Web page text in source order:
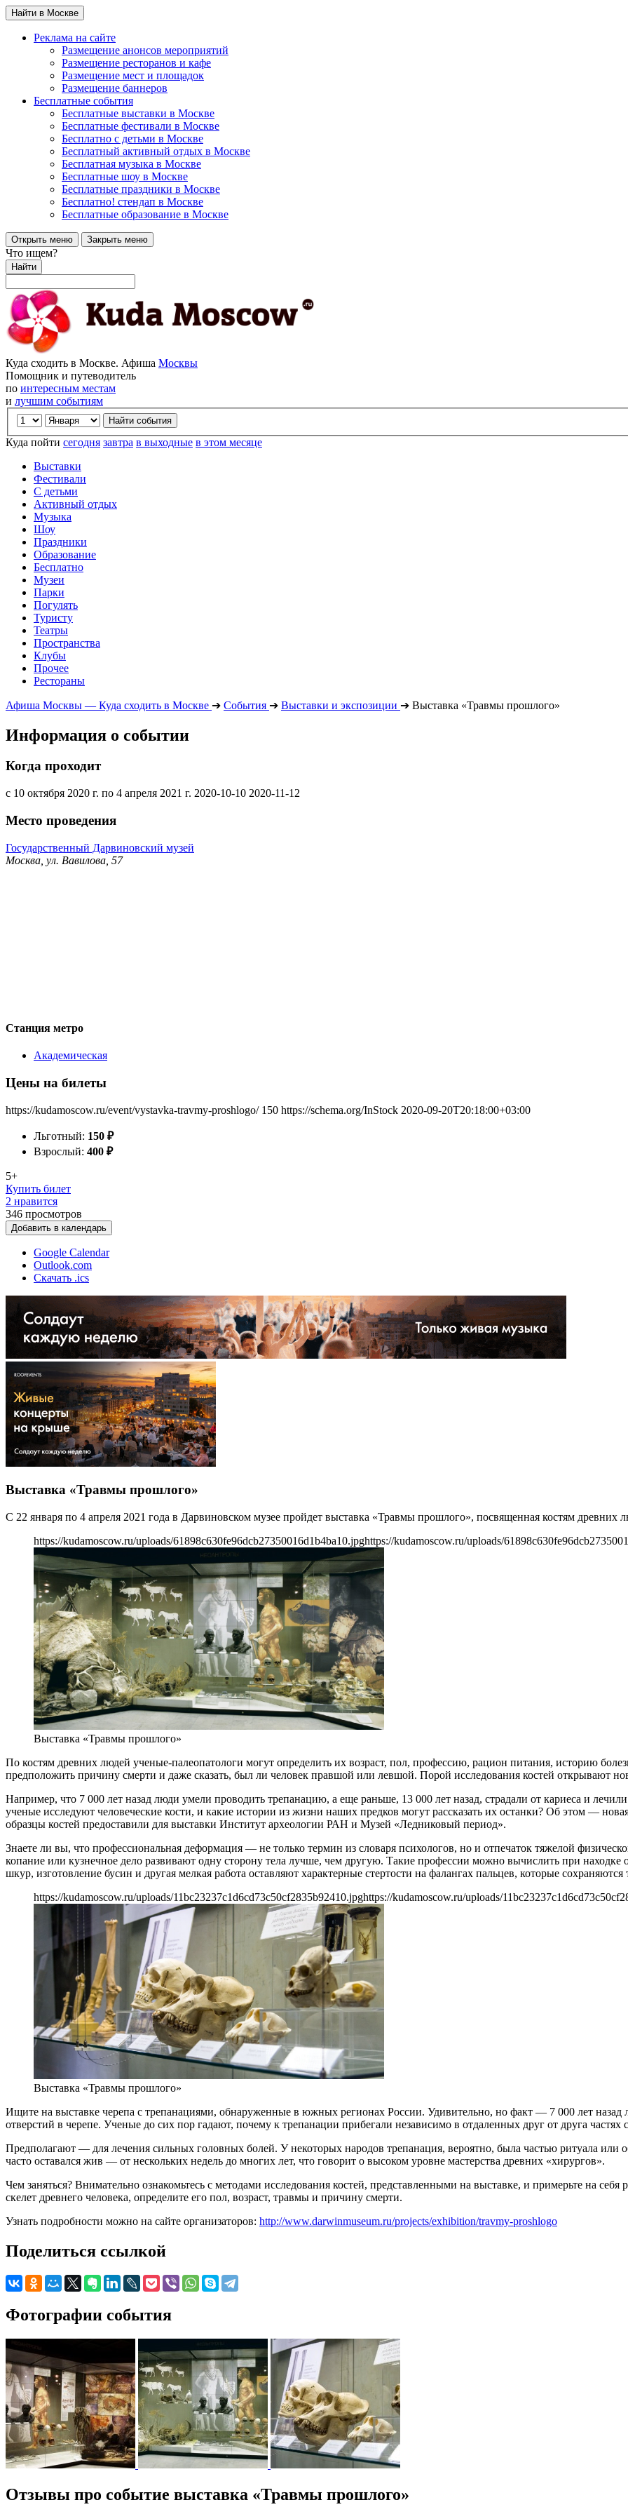
Найти в Москве
Реклама на сайте
Размещение анонсов мероприятий
Размещение ресторанов и кафе
Размещение мест и площадок
Размещение баннеров
Бесплатные события
Бесплатные выставки в Москве
Бесплатные фестивали в Москве
Бесплатно с детьми в Москве
Бесплатный активный отдых в Москве
Бесплатная музыка в Москве
Бесплатные шоу в Москве
Бесплатные праздники в Москве
Бесплатно! стендап в Москве
Бесплатные образование в Москве
Открыть меню Закрыть меню
Что ищем?
Найти
Куда сходить в Москве. Афиша Москвы
Помощник и путеводитель
по интересным местам
и лучшим событиям
Куда пойти сегодня завтра в выходные в этом месяце
Выставки
Фестивали
С детьми
Активный отдых
Музыка
Шоу
Праздники
Образование
Бесплатно
Музеи
Парки
Погулять
Туристу
Театры
Пространства
Клубы
Прочее
Рестораны
Афиша Москвы — Куда сходить в Москве ➔ События ➔ Выставки и экспозиции ➔ Выставка «Травмы прошлого»
Информация о событии
Когда проходит
с 10 октября 2020 г. по 4 апреля 2021 г. 2020-10-10 2020-11-12
Место проведения
Государственный Дарвиновский музей
Москва, ул. Вавилова, 57
Станция метро
Академическая
Цены на билеты
https://kudamoscow.ru/event/vystavka-travmy-proshlogo/ 150 https://schema.org/InStock 2020-09-20T20:18:00+03:00
Льготный: 150 ₽
Взрослый: 400 ₽
5+
Купить билет
2 нравится
346 просмотров
Добавить в календарь
Google Calendar
Outlook.com
Скачать .ics
Выставка «Травмы прошлого»
С 22 января по 4 апреля 2021 года в Дарвиновском музее пройдет выставка «Травмы прошлого», посвященная костям древних
https://kudamoscow.ru/uploads/61898c630fe96dcb27350016d1b4ba10.jpghttps://kudamoscow.ru/uploads/
Выставка «Травмы прошлого»
По костям древних людей ученые-палеопатологи могут определить их возраст, пол, профессию, рацион питания, историю
предположить причину смерти и даже сказать, был ли человек правшой или левшой. Порой исследования костей открывают
Например, что 7 000 лет назад люди умели проводить трепанацию, а еще раньше, 13 000 лет назад, страдали от кариеса и
ученые исследуют человеческие кости, и какие истории из жизни наших предков могут рассказать их останки? Об этом —
образцы костей предоставили для выставки Институт археологии РАН и Музей «Ледниковый период».
Знаете ли вы, что профессиональная деформация — не только термин из словаря психологов, но и отпечаток тяжелой
копание или кузнечное дело развивают одну сторону тела лучше, чем другую. Такие профессии можно вычислить при находке
шкур, изготовление бусин и другая мелкая работа оставляют характерные стертости на фалангах пальцев, которые сохраняются
https://kudamoscow.ru/uploads/11bc23237c1d6cd73c50cf2835b92410.jpghttps://kudamoscow.ru/uploads/
Выставка «Травмы прошлого»
Ищите на выставке черепа с трепанациями, обнаруженные в южных регионах России. Удивительно, но факт — 7 000 лет
отверстий в черепе. Ученые до сих пор гадают, почему к трепанации прибегали независимо в отдаленных друг от друга частях
Предполагают — для лечения сильных головных болей. У некоторых народов трепанация, вероятно, была частью ритуала
часто оставался жив — от нескольких недель до многих лет, что говорит о высоком уровне мастерства древних «хирургов».
Чем заняться? Внимательно ознакомьтесь с методами исследования костей, представленными на выставке, и примерьте на
скелет древнего человека, определите его пол, возраст, травмы и причину смерти.
Узнать подробности можно на сайте организаторов: http://www.darwinmuseum.ru/projects/exhibition/travmy-proshlogo
Поделиться ссылкой
Фотографии события
Отзывы про событие выставка «Травмы прошлого»